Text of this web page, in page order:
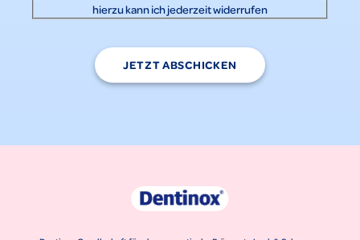
hierzu kann ich jederzeit widerrufen
JETZT ABSCHICKEN